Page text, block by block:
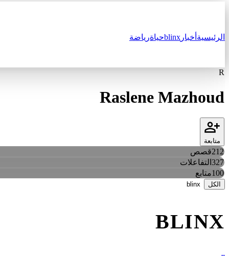
الرئيسية أخبار blinxحياةرياضة
R
Raslene Mazhoud
متابعة
212قصص
327 التفاعلات
100متابع
الكل blinx
BLINX